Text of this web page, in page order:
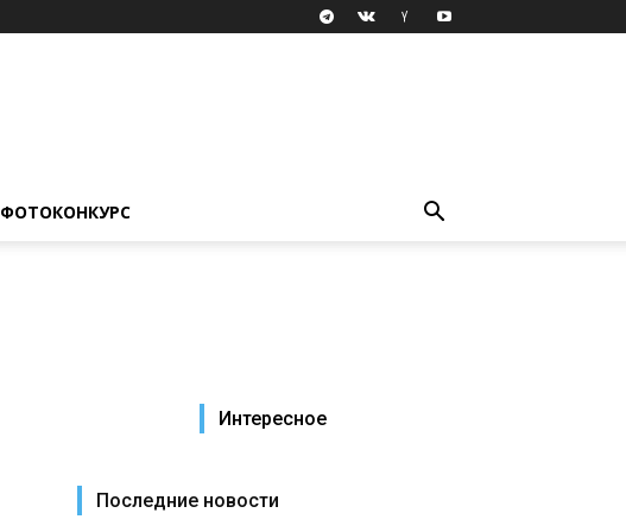
ФОТОКОНКУРС
Интересное
Последние новости